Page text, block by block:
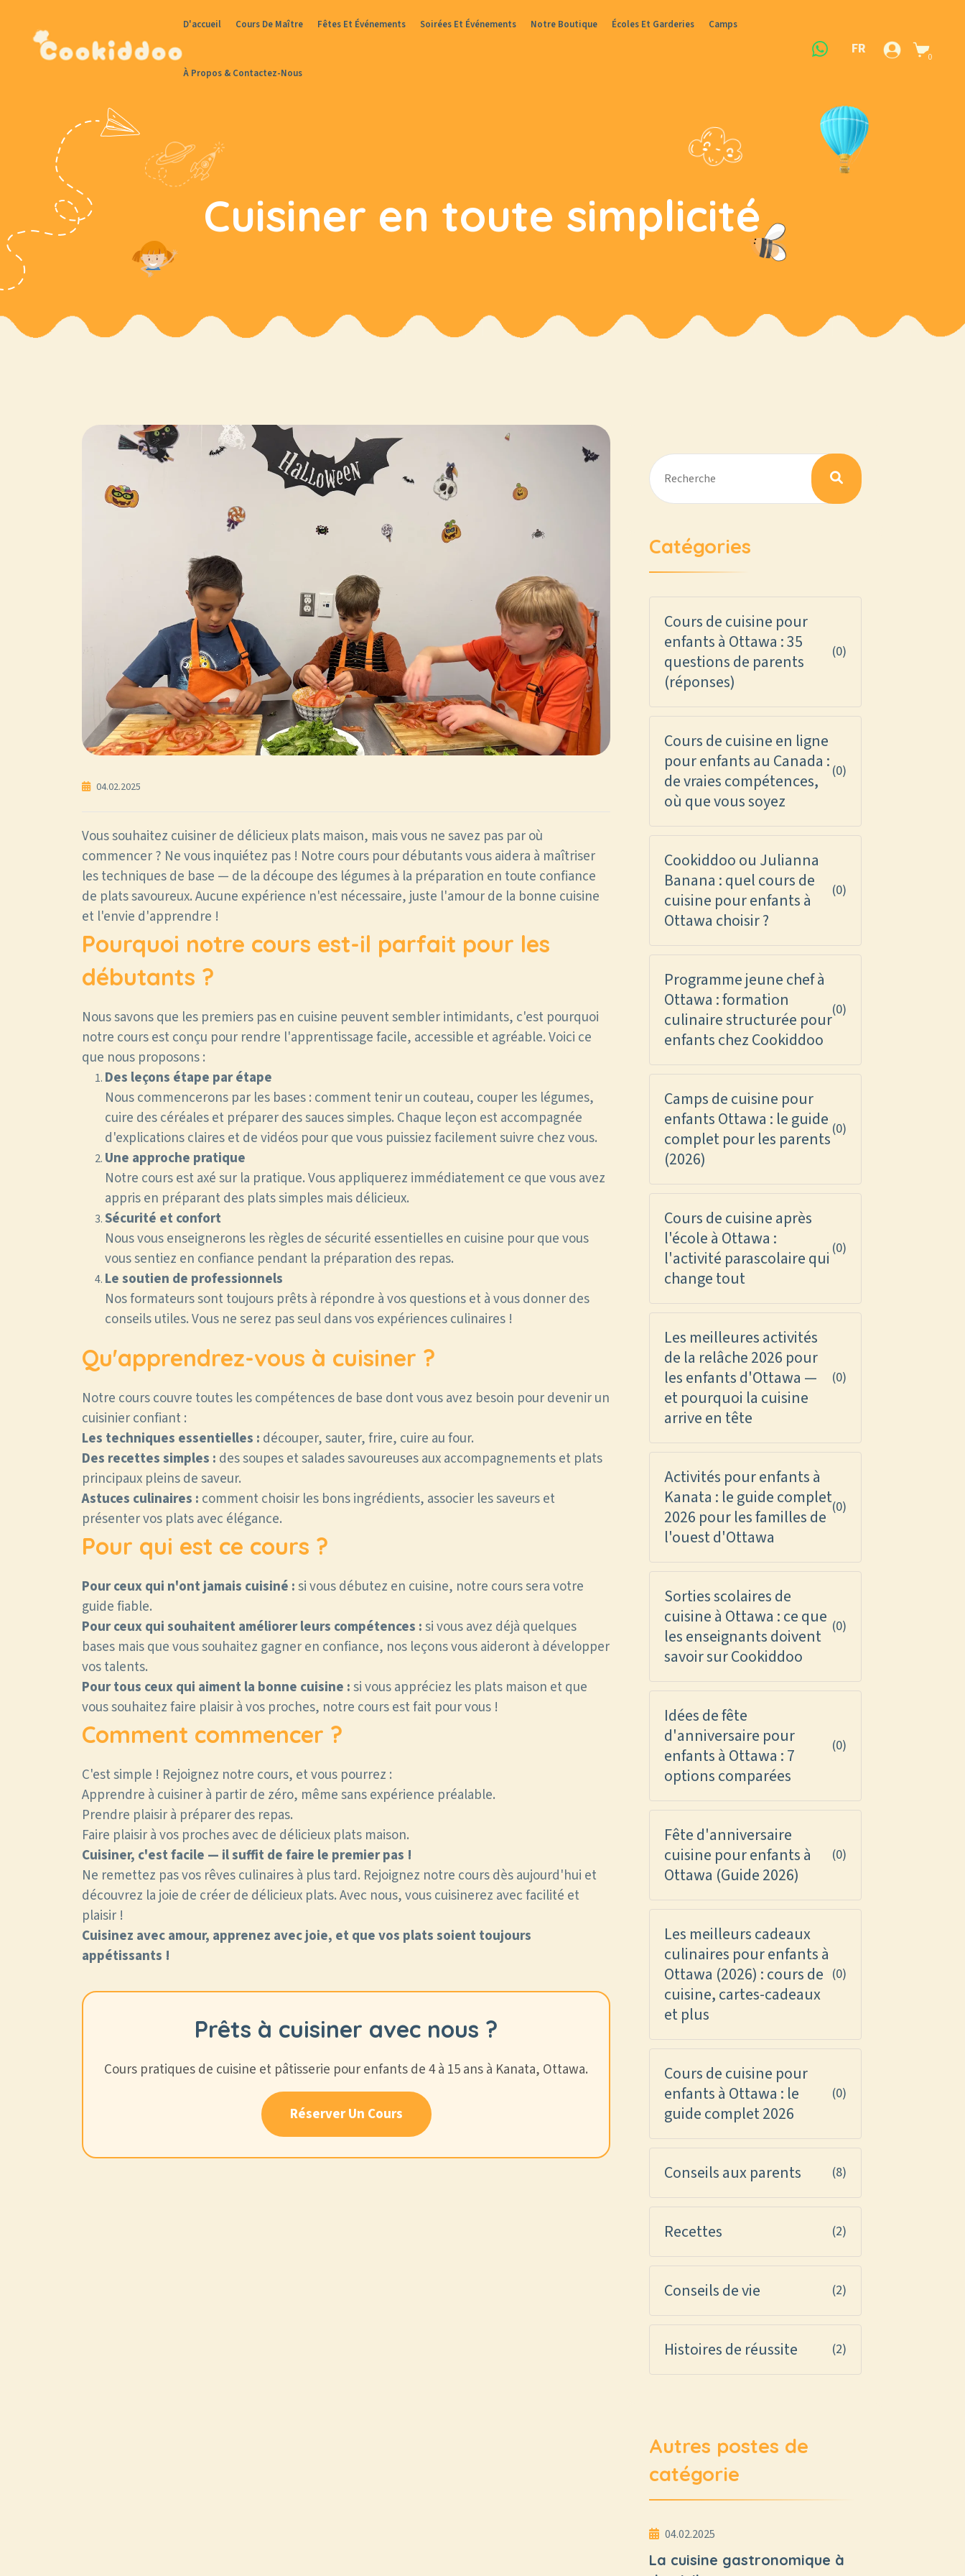
D'accueil Cours De Maître Fêtes Et Événements Soirées Et Événements Notre Boutique Écoles Et Garderies Camps
À Propos & Contactez-Nous
FR 0
Cuisiner en toute simplicité
04.02.2025
Vous souhaitez cuisiner de délicieux plats maison, mais vous ne savez pas par où
commencer ? Ne vous inquiétez pas ! Notre cours pour débutants vous aidera à maîtriser
les techniques de base — de la découpe des légumes à la préparation en toute confiance
de plats savoureux. Aucune expérience n'est nécessaire, juste l'amour de la bonne cuisine
et l'envie d'apprendre !
Pourquoi notre cours est-il parfait pour les
débutants ?
Nous savons que les premiers pas en cuisine peuvent sembler intimidants, c'est pourquoi
notre cours est conçu pour rendre l'apprentissage facile, accessible et agréable. Voici ce
que nous proposons :
Des leçons étape par étape
Nous commencerons par les bases : comment tenir un couteau, couper les légumes,
cuire des céréales et préparer des sauces simples. Chaque leçon est accompagnée
d'explications claires et de vidéos pour que vous puissiez facilement suivre chez vous.
Une approche pratique
Notre cours est axé sur la pratique. Vous appliquerez immédiatement ce que vous avez
appris en préparant des plats simples mais délicieux.
Sécurité et confort
Nous vous enseignerons les règles de sécurité essentielles en cuisine pour que vous
vous sentiez en confiance pendant la préparation des repas.
Le soutien de professionnels
Nos formateurs sont toujours prêts à répondre à vos questions et à vous donner des
conseils utiles. Vous ne serez pas seul dans vos expériences culinaires !
Qu'apprendrez-vous à cuisiner ?
Notre cours couvre toutes les compétences de base dont vous avez besoin pour devenir un
cuisinier confiant :
Les techniques essentielles : découper, sauter, frire, cuire au four.
Des recettes simples : des soupes et salades savoureuses aux accompagnements et plats
principaux pleins de saveur.
Astuces culinaires : comment choisir les bons ingrédients, associer les saveurs et
présenter vos plats avec élégance.
Pour qui est ce cours ?
Pour ceux qui n'ont jamais cuisiné :si vous débutez en cuisine, notre cours sera votre
guide fiable.
Pour ceux qui souhaitent améliorer leurs compétences :si vous avez déjà quelques
bases mais que vous souhaitez gagner en confiance, nos leçons vous aideront à développer
vos talents.
Pour tous ceux qui aiment la bonne cuisine :si vous appréciez les plats maison et que
vous souhaitez faire plaisir à vos proches, notre cours est fait pour vous !
Comment commencer ?
C'est simple ! Rejoignez notre cours, et vous pourrez :
Apprendre à cuisiner à partir de zéro, même sans expérience préalable.
Prendre plaisir à préparer des repas.
Faire plaisir à vos proches avec de délicieux plats maison.
Cuisiner, c'est facile — il suffit de faire le premier pas !
Ne remettez pas vos rêves culinaires à plus tard. Rejoignez notre cours dès aujourd'hui et
découvrez la joie de créer de délicieux plats. Avec nous, vous cuisinerez avec facilité et
plaisir !
Cuisinez avec amour, apprenez avec joie, et que vos plats soient toujours
appétissants !
Prêts à cuisiner avec nous ?
Cours pratiques de cuisine et pâtisserie pour enfants de 4 à 15 ans à Kanata, Ottawa.
Réserver Un Cours
Catégories
Cours de cuisine pour
enfants à Ottawa : 35
questions de parents
(réponses)
(0)
Cours de cuisine en ligne
pour enfants au Canada :
de vraies compétences,
où que vous soyez
(0)
Cookiddoo ou Julianna
Banana : quel cours de
cuisine pour enfants à
Ottawa choisir ?
(0)
Programme jeune chef à
Ottawa : formation
culinaire structurée pour
enfants chez Cookiddoo
(0)
Camps de cuisine pour
enfants Ottawa : le guide
complet pour les parents
(2026)
(0)
Cours de cuisine après
l'école à Ottawa :
l'activité parascolaire qui
change tout
(0)
Les meilleures activités
de la relâche 2026 pour
les enfants d'Ottawa —
et pourquoi la cuisine
arrive en tête
(0)
Activités pour enfants à
Kanata : le guide complet
2026 pour les familles de
l'ouest d'Ottawa
(0)
Sorties scolaires de
cuisine à Ottawa : ce que
les enseignants doivent
savoir sur Cookiddoo
(0)
Idées de fête
d'anniversaire pour
enfants à Ottawa : 7
options comparées
(0)
Fête d'anniversaire
cuisine pour enfants à
Ottawa (Guide 2026)
(0)
Les meilleurs cadeaux
culinaires pour enfants à
Ottawa (2026) : cours de
cuisine, cartes-cadeaux
et plus
(0)
Cours de cuisine pour
enfants à Ottawa : le
guide complet 2026
(0)
Conseils aux parents (8)
Recettes (2)
Conseils de vie (2)
Histoires de réussite (2)
Autres postes de
catégorie
04.02.2025
La cuisine gastronomique à